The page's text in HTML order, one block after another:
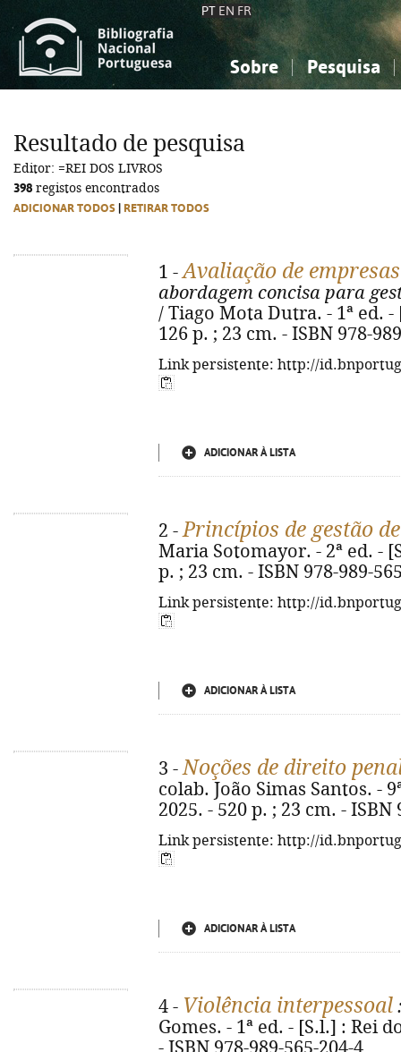
PT EN FR
Sobre Pesquisa
Ciências sociais...
Ciências sociais...
Resultado de pesquisa
Editor: =REI DOS LIVROS
398 registos encontrados
ADICIONAR TODOS RETIRAR TODOS
1 -Avaliação de
abordagem concisa para
/ Tiago Mota Dutra. - 1ª ed.
126 p. ; 23 cm. - ISBN 978-
Link persistente: http://
ADICIONAR À LISTA
2 -Princípios de gestão
Maria Sotomayor. - 2ª ed. -
p. ; 23 cm. - ISBN 978-989-
Link persistente: http://
ADICIONAR À LISTA
3 -Noções de direito
colab. João Simas Santos. -
2025. - 520 p. ; 23 cm. - ISBN
Link persistente: http://
ADICIONAR À LISTA
4 - Violência interpessoal
Gomes. - 1ª ed. - [S.l.] : Rei